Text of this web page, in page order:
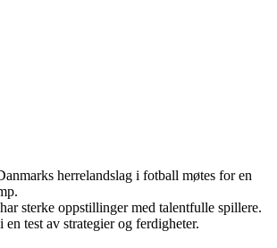
herrelandslag i fotball møtes for en
sterke oppstillinger med talentfulle spillere.
test av strategier og ferdigheter.